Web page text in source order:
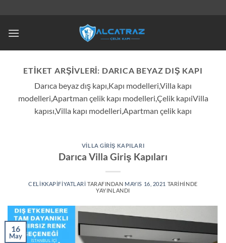
ETIKET ARŞIVLERI: DARICA BEYAZ DIŞ KAPI
Darıca beyaz dış kapı,Kapı modelleri,Villa kapı
modelleri,Apartman çelik kapı modelleri,Çelik kapıiVilla
kapısı,Villa kapı modelleri,Apartman çelik kapı
VILLA GIRIŞ KAPILARI
Darıca Villa Giriş Kapıları
CELIKKAPIFIYATLARI TARAFINDAN MAYIS 16, 2021 TARIHINDE
YAYINLANDI
16
May